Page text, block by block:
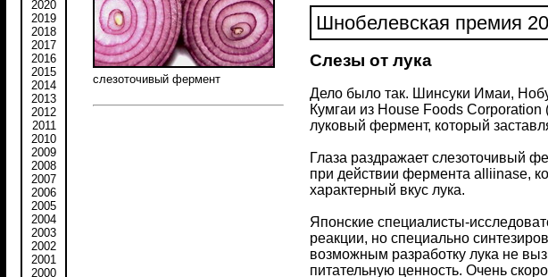
2020
2019
2018
2017
2016
2015
2014
2013
2012
2011
2010
2009
2008
2007
2006
2005
2004
2003
2002
2001
2000
слезоточивый фермент
Шнобелевская премия
Слезы от лука
Дело было так. Шинсуки Имаи,
Кумгаи из House Foods
луковый фермент, который
Глаза раздражает слезоточивый
при действии фермента alliinase,
характерный вкус лука.
Японские специалисты-
реакции, но специально
возможным разработку лука не
питательную ценность. Очень